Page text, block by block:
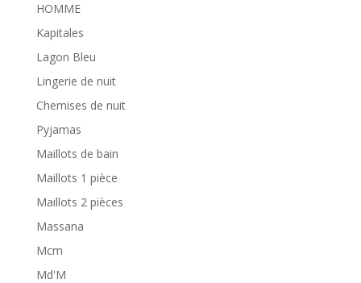
HOMME
Kapitales
Lagon Bleu
Lingerie de nuit
Chemises de nuit
Pyjamas
Maillots de bain
Maillots 1 pièce
Maillots 2 pièces
Massana
Mcm
Md'M